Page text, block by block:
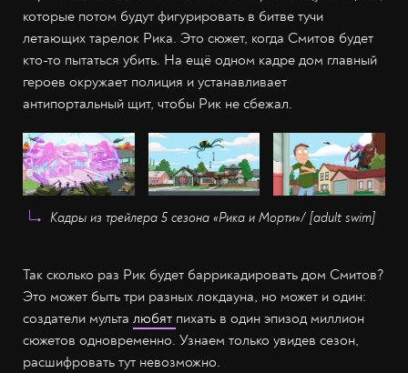
которые потом будут фигурировать в битве тучи
летающих тарелок Рика. Это сюжет, когда Смитов будет
кто-то пытаться убить. На ещё одном кадре дом главный
героев окружает полиция и устанавливает
антипортальный щит, чтобы Рик не сбежал.
Кадры из трейлера 5 сезона «Рика и Морти»/ [adult swim]
Так сколько раз Рик будет баррикадировать дом Смитов?
Это может быть три разных локдауна, но может и один:
создатели мульта любят пихать в один эпизод миллион
сюжетов одновременно. Узнаем только увидев сезон,
расшифровать тут невозможно.